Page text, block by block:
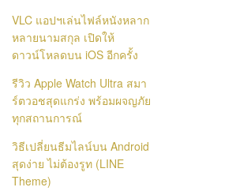
VLC แอปฯเล่นไฟล์หนังหลาก
หลายนามสกุล เปิดให้
ดาวน์โหลดบน iOS อีกครั้ง
รีวิว Apple Watch Ultra สมา
ร์ตวอชสุดแกร่ง พร้อมผจญภัย
ทุกสถานการณ์
วิธีเปลี่ยนธีมไลน์บน Android
สุดง่าย ไม่ต้องรูท (LINE
Theme)